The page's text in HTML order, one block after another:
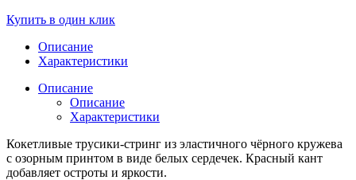
Купить в один клик
Описание
Характеристики
Описание
Описание
Характеристики
Кокетливые трусики-стринг из эластичного чёрного кружева
с озорным принтом в виде белых сердечек. Красный кант
добавляет остроты и яркости.